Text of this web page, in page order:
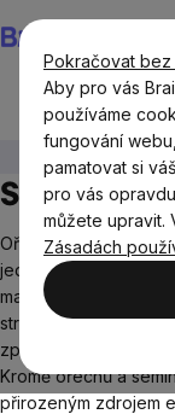
Pokračovat
Aby pro vás
používáme
fungování
pamatovat si
pro vás
můžete upravit.
Zásadách
na
obsah
BrainMax®
Sušené
Ořechy a semínka
jedním ze základů
masem a bobulemi.
stravování v BIO
zpracovaných
Kromě ořechů a
přirozeným zdrojem